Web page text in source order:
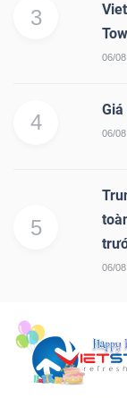
3
06/
4 06/
5
06/08
NHÂN
TÍCH
VĨ
MÔ